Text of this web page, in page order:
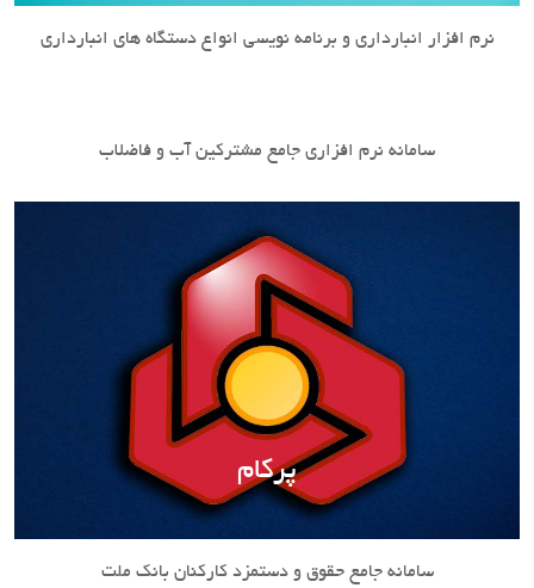
نرم افزار انبارداری و برنامه نویسی انواع دستگاه های انبارداری
سامانه نرم افزاری جامع مشترکین آب و فاضلاب
پرکام
سامانه جامع حقوق و دستمزد کارکنان بانک ملت